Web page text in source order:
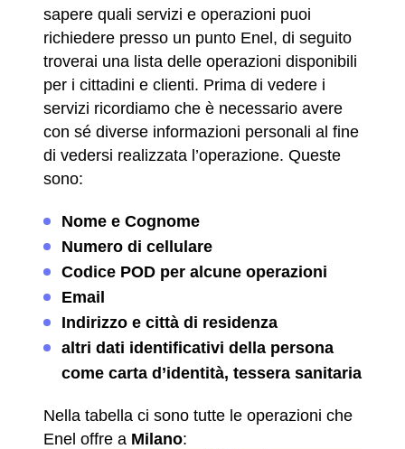
sapere quali servizi e operazioni puoi
richiedere presso un punto Enel, di seguito
troverai una lista delle operazioni disponibili
per i cittadini e clienti. Prima di vedere i
servizi ricordiamo che è necessario avere
con sé diverse informazioni personali al fine
di vedersi realizzata l’operazione. Queste
sono:
Nome e Cognome
Numero di cellulare
Codice POD per alcune operazioni
Email
Indirizzo e città di residenza
altri dati identificativi della persona
come carta d’identità, tessera sanitaria
Nella tabella ci sono tutte le operazioni che
Enel offre a Milano: